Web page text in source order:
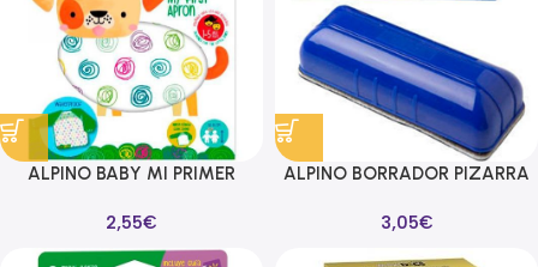
ALPINO BABY MI PRIMER
IMPERMEABLE
2,55€
ALPINO BORRADOR PIZARRA
3,05€